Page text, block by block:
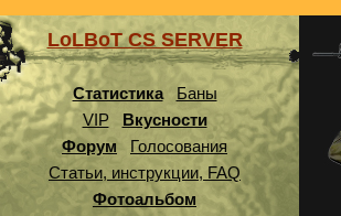
LoLBoT CS SERVER
Статистика
Баны
VIP
Вкусности
Форум
Голосования
Статьи, инструкции, FAQ
Фотоальбом